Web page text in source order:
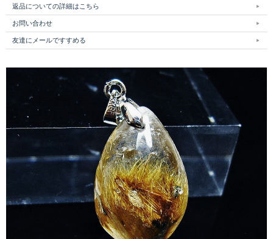
返品についての詳細はこちら
お問い合わせ
友達にメールですすめる